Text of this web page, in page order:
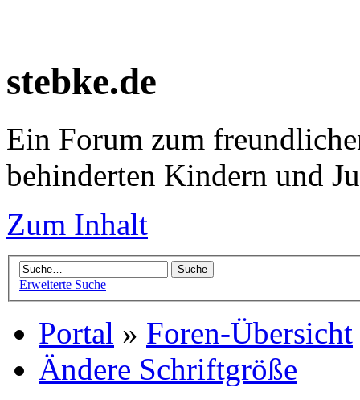
stebke.de
Ein Forum zum
behinderten Kindern und
Zum Inhalt
Erweiterte Suche
Portal » Foren-Übersicht
Ändere Schriftgröße